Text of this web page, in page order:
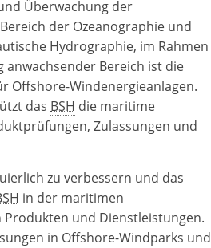
Überwachung der
der Ozeanographie und
Hydrographie, im Rahmen
Bereich ist die
Offshore-Windenergieanlagen.
das BSH die maritime
Zulassungen und
zu verbessern und das
in der maritimen
und Dienstleistungen.
in Offshore-Windparks und